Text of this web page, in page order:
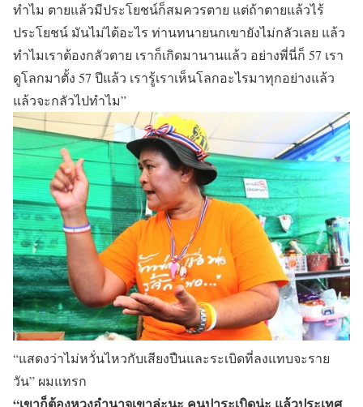
ทำไม ตายแล้วมีประโยชน์ก็สมควรตาย แต่ถ้าตายแล้วไร้
ประโยชน์ มันไม่ได้อะไร ท่านทนายนกเขายังไม่กลัวเลย แล้ว
ทำไมเราต้องกลัวตาย เราก็เกิดมานานแล้ว อย่างพี่นี่ก็ 57 เรา
ดูโลกมาตั้ง 57 ปีแล้ว เรารู้เราเห็นโลกอะไรมาทุกอย่างแล้ว
แล้วจะกลัวไปทำไม”
“แสดงว่าไม่หวั่นไหวกับเสียงปืนและระเบิดที่ลงแทบจะราย
วัน” ผมแทรก